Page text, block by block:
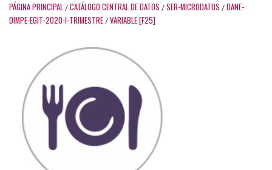
PÁGINA PRINCIPAL / CATÁLOGO CENTRAL DE DATOS / SER-MICRODATOS / DANE-
DIMPE-EGIT-2020-I-TRIMESTRE / VARIABLE [F25]